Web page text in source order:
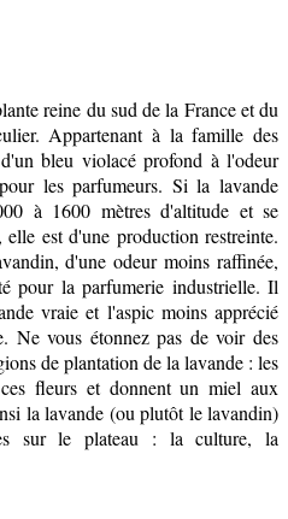
reine du sud de la France et du
Appartenant à la famille des
bleu violacé profond à l'odeur
les parfumeurs. Si la lavande
à 1600 mètres d'altitude et se
est d'une production restreinte.
d'une odeur moins raffinée,
pour la parfumerie industrielle. Il
vraie et l'aspic moins apprécié
Ne vous étonnez pas de voir des
de plantation de la lavande : les
fleurs et donnent un miel aux
la lavande (ou plutôt le lavandin)
sur le plateau : la culture, la